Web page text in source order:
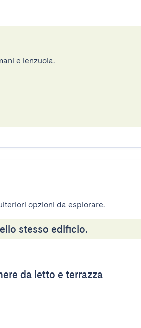
e lenzuola.
opzioni da esplorare.
stesso edificio.
da letto e terrazza